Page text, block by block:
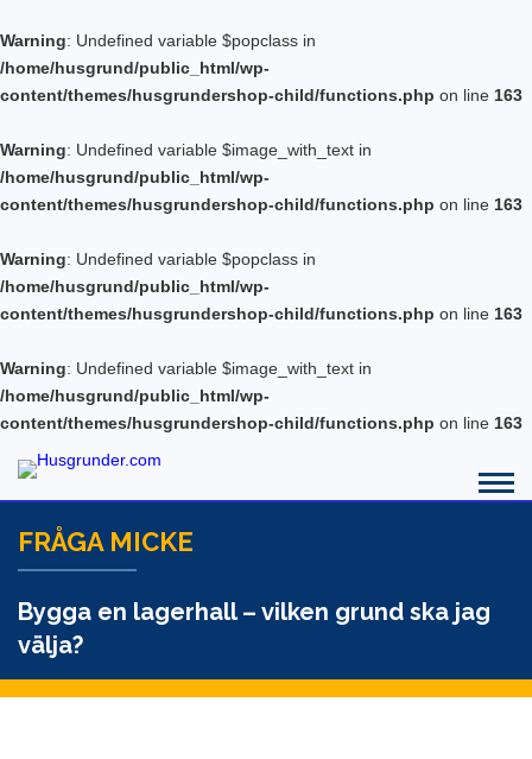
Warning: Undefined variable $popclass in
/home/husgrund/public_html/wp-
content/themes/husgrundershop-child/functions.php on line 163
Warning: Undefined variable $image_with_text in
/home/husgrund/public_html/wp-
content/themes/husgrundershop-child/functions.php on line 163
Warning: Undefined variable $popclass in
/home/husgrund/public_html/wp-
content/themes/husgrundershop-child/functions.php on line 163
Warning: Undefined variable $image_with_text in
/home/husgrund/public_html/wp-
content/themes/husgrundershop-child/functions.php on line 163
FRÅGA MICKE
Bygga en lagerhall – vilken grund ska jag
välja?